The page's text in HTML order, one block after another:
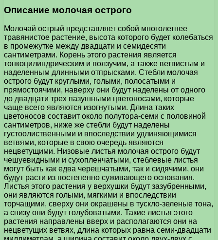
Описание молочая острого
Молочай острый представляет собой многолетнее
травянистое растение, высота которого будет колебаться
в промежутке между двадцати и семидесяти
сантиметрами. Корень этого растения является
тонкоцилиндрическим и ползучим, а также ветвистым и
наделенным длинными отпрысками. Стебли молочая
острого будут круглыми, голыми, полосатыми и
прямостоячими, наверху они будут наделены от одного
до двадцати трех пазушными цветоносами, которые
чаще всего являются изогнутыми. Длина таких
цветоносов составит около полутора-семи с половиной
сантиметров, ниже же стебли будут наделены
густоолиственными и впоследствии удлиняющимися
ветвями, которые в свою очередь являются
нецветущими. Низовые листья молочая острого будут
чешуевидными и сухопленчатыми, стеблевые листья
могут быть как едва черешчатыми, так и сидячими, они
будут расти из постепенно суживающего основания.
Листья этого растения у верхушки будут зазубренными,
они являются голыми, мягкими и впоследствии
торчащими, сверху они окрашены в тускло-зеленые тона,
а снизу они будут голубоватыми. Такие листья этого
растения направлены вверх и располагаются они на
нецветущих ветвях, длина которых равна семи-двадцати